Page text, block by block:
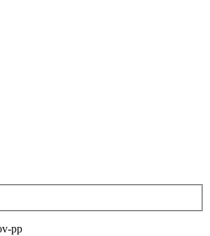
pp